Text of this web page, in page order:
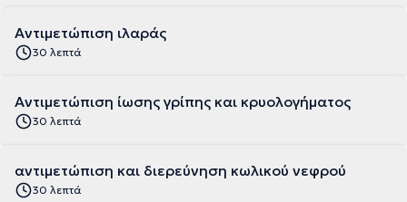
Αντιμετώπιση ιλαράς
30 λεπτά
Αντιμετώπιση ίωσης γρίπης και κρυολογήματος
30 λεπτά
αντιμετώπιση και διερεύνηση κωλικού νεφρού
30 λεπτά